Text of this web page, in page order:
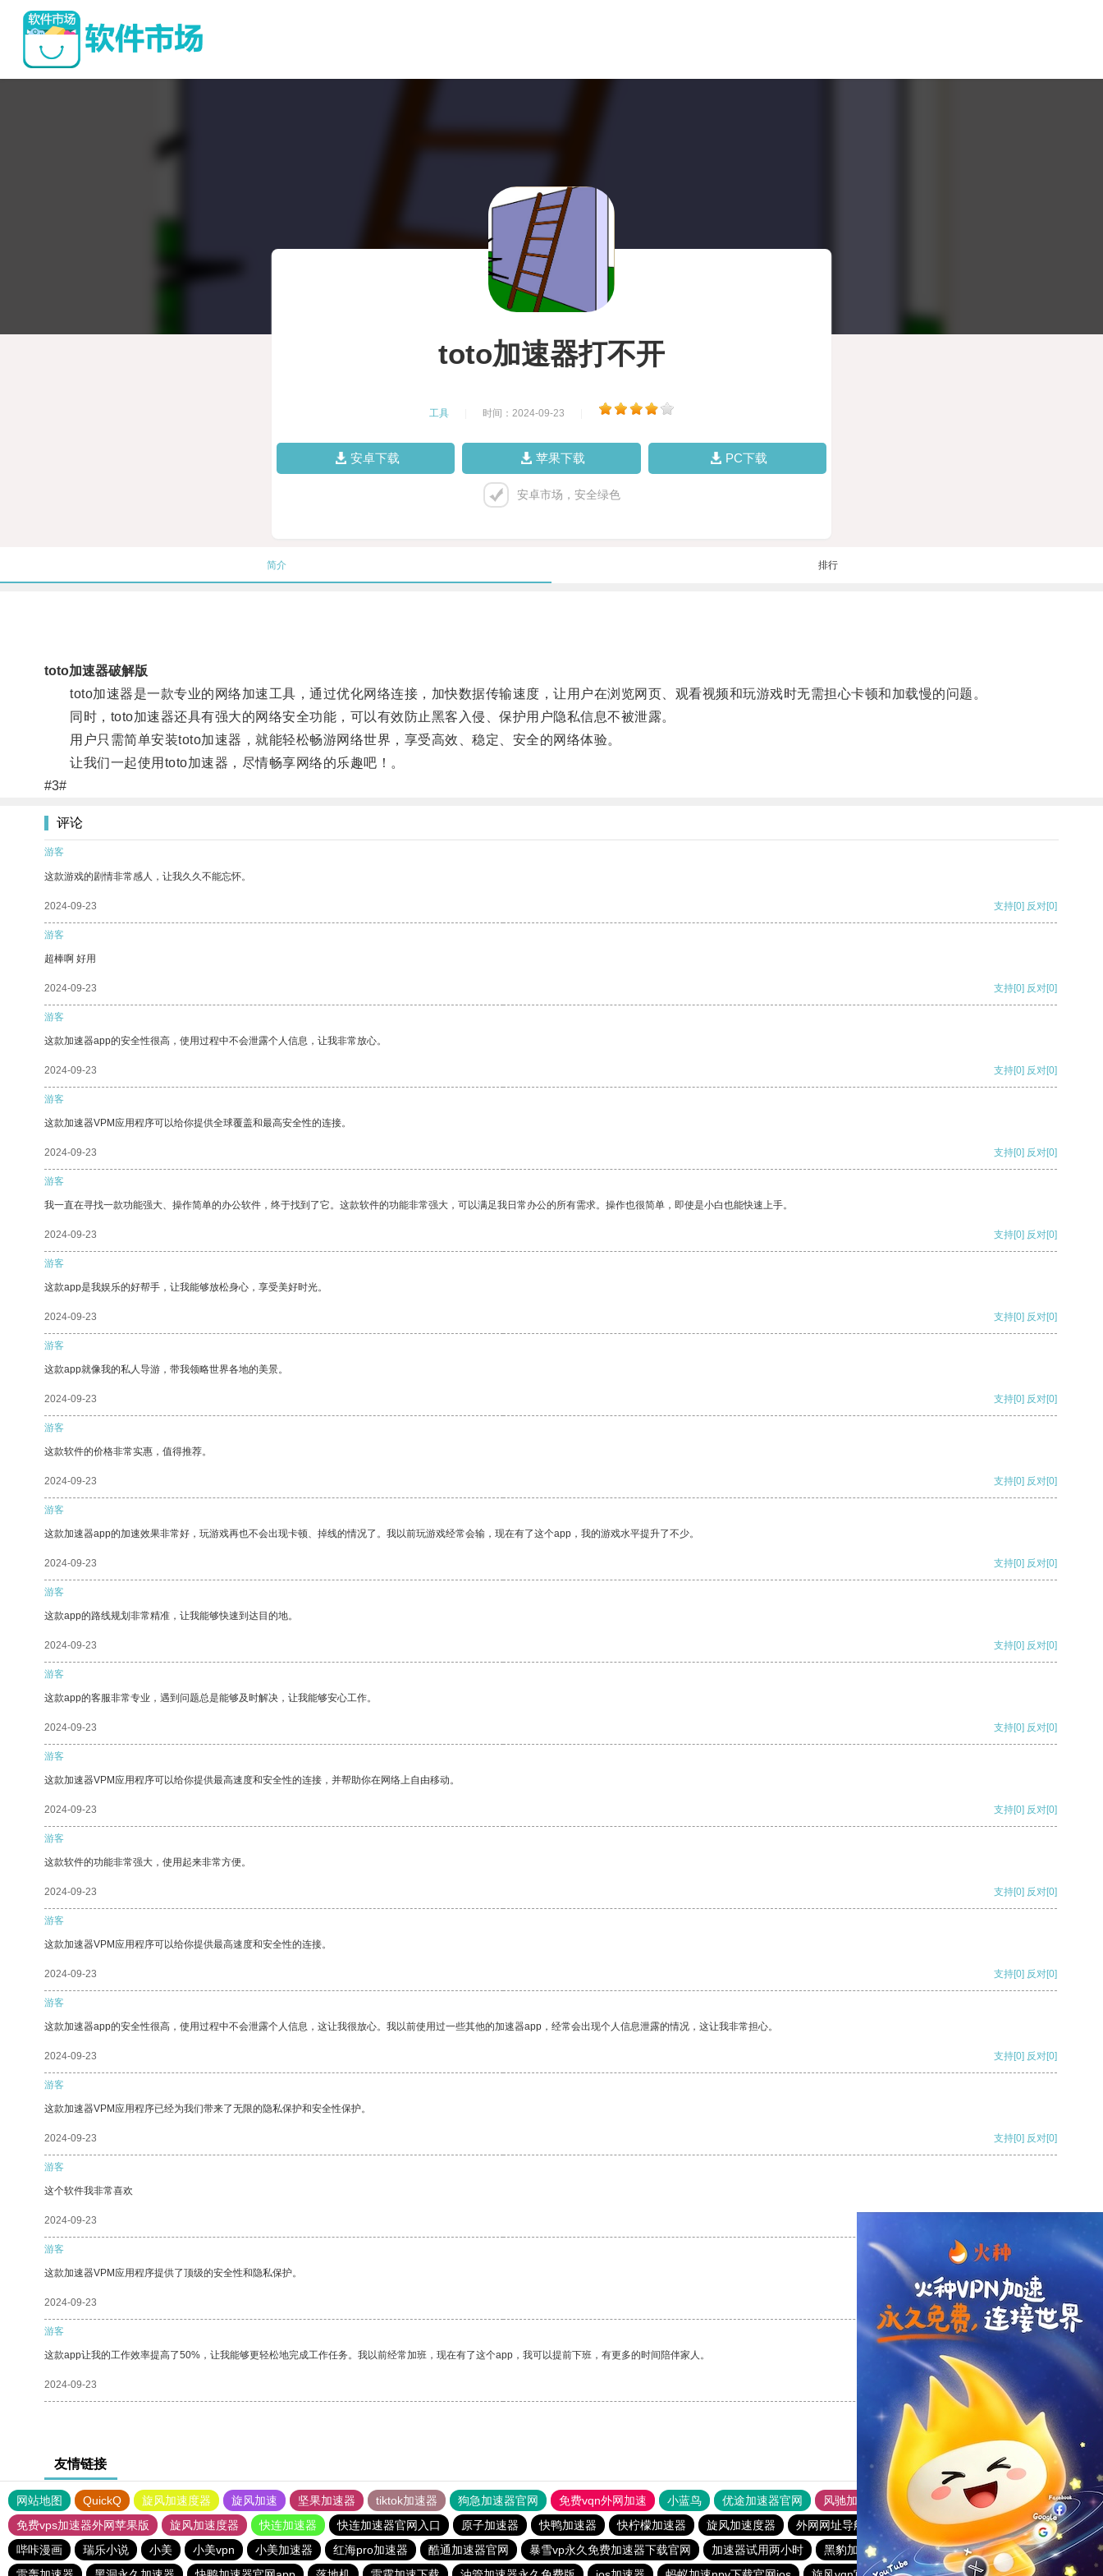
toto加速器打不开
工具 时间：2024-09-23
安卓下载 苹果下载 PC下载
安卓市场，安全绿色
简介 排行
toto加速器破解版
toto加速器是一款专业的网络加速工具，通过优化网络连接，加快数据传输速度，让用户在浏览网页、观看视频和玩游戏时无需担心卡顿和加载慢的问题。
同时，toto加速器还具有强大的网络安全功能，可以有效防止黑客入侵、保护用户隐私信息不被泄露。
用户只需简单安装toto加速器，就能轻松畅游网络世界，享受高效、稳定、安全的网络体验。
让我们一起使用toto加速器，尽情畅享网络的乐趣吧！。
#3#
评论
游客
这款游戏的剧情非常感人，让我久久不能忘怀。
2024-09-23 支持[0] 反对[0]
游客
超棒啊 好用
2024-09-23 支持[0] 反对[0]
游客
这款加速器app的安全性很高，使用过程中不会泄露个人信息，让我非常放心。
2024-09-23 支持[0] 反对[0]
游客
这款加速器VPM应用程序可以给你提供全球覆盖和最高安全性的连接。
2024-09-23 支持[0] 反对[0]
游客
我一直在寻找一款功能强大、操作简单的办公软件，终于找到了它。这款软件的功能非常强大，可以满足我日常办公的所有需求。操作也很简单，即使是小白也能快速上手。
2024-09-23 支持[0] 反对[0]
游客
这款app是我娱乐的好帮手，让我能够放松身心，享受美好时光。
2024-09-23 支持[0] 反对[0]
游客
这款app就像我的私人导游，带我领略世界各地的美景。
2024-09-23 支持[0] 反对[0]
游客
这款软件的价格非常实惠，值得推荐。
2024-09-23 支持[0] 反对[0]
游客
这款加速器app的加速效果非常好，玩游戏再也不会出现卡顿、掉线的情况了。我以前玩游戏经常会输，现在有了这个app，我的游戏水平提升了不少。
2024-09-23 支持[0] 反对[0]
游客
这款app的路线规划非常精准，让我能够快速到达目的地。
2024-09-23 支持[0] 反对[0]
游客
这款app的客服非常专业，遇到问题总是能够及时解决，让我能够安心工作。
2024-09-23 支持[0] 反对[0]
游客
这款加速器VPM应用程序可以给你提供最高速度和安全性的连接，并帮助你在网络上自由移动。
2024-09-23 支持[0] 反对[0]
游客
这款软件的功能非常强大，使用起来非常方便。
2024-09-23 支持[0] 反对[0]
游客
这款加速器VPM应用程序可以给你提供最高速度和安全性的连接。
2024-09-23 支持[0] 反对[0]
游客
这款加速器app的安全性很高，使用过程中不会泄露个人信息，这让我很放心。我以前使用过一些其他的加速器app，经常会出现个人信息泄露的情况，这让我非常担心。
2024-09-23 支持[0] 反对[0]
游客
这款加速器VPM应用程序已经为我们带来了无限的隐私保护和安全性保护。
2024-09-23 支持[0] 反对[0]
游客
这个软件我非常喜欢
2024-09-23
游客
这款加速器VPM应用程序提供了顶级的安全性和隐私保护。
2024-09-23 支持 [0] 反对 [0]
游客
这款app让我的工作效率提高了50%，让我能够更轻松地完成工作任务。我以前经常加班，现在有了这个app，我可以提前下班，有更多的时间陪伴家人。
2024-09-23 支持
友情链接
网站地图 QuickQ 旋风加速度器 旋风加速 坚果加速器 tiktok加速器 狗急加速器官网 免费vqn外网加速 小蓝鸟 优途加速器官网 风驰加速器
旋风加速器
免费vps加速器外网苹果版
旋风加速度器 快连加速器 快连加速器官网入口 原子加速器 快鸭加速器 快柠檬加速器 旋风加速度器 外网网址导航 软件中心 雷霆加速
狂飙加速器
哔咔漫画
瑞乐小说 小美 小美vpn 小美加速器 红海pro加速器 酷通加速器官网 暴雪vp永久免费加速器下载官网 加速器试用两小时 黑豹加速器 旋风加速npv
加速器黑洞